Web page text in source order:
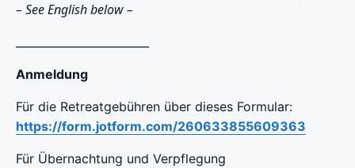
– See English below –
Anmeldung
Für die Retreatgebühren über dieses Formular:
https://form.jotform.com/260633855609363
Für Übernachtung und Verpflegung